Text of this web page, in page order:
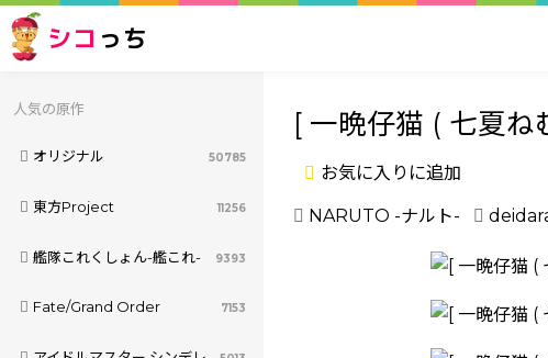
シコ っち
人気の原作
オリジナル 50785
東方Project 11256
艦隊これくしょん-艦これ- 9393
Fate/Grand Order 7153
[ 一晩仔猫 ( 七夏
お気に入りに追加
NARUTO -ナルト-